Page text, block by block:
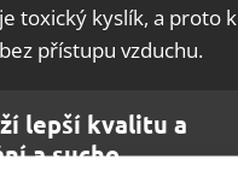
toxický kyslík, a proto k
přístupu vzduchu.
lepší kvalitu a
a sucho